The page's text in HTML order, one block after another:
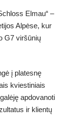
Elmau“ –
Alpėse, kur
G7 viršūnių
į platesnę
kviestiniais
apdovanoti
ir klientų